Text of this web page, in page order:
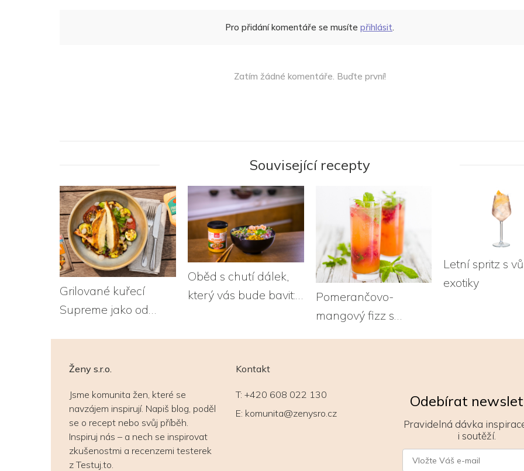
Pro přidání komentáře se musíte přihlásit.
Zatím žádné komentáře. Buďte první!
Související recepty
Grilované kuřecí
Supreme jako od
Oběd s chutí dálek,
který vás bude bavit:
Pomerančovo-
mangový fizz s
Letní spritz s
exotiky
Ženy s.r.o.
Jsme komunita žen, které se
navzájem inspirují. Napiš blog, poděl
se o recept nebo svůj příběh.
Inspiruj nás – a nech se inspirovat
zkušenostmi a recenzemi testerek
z Testuj.to.
Kontakt
T: +420 608 022 130
E: komunita@zenysro.cz
Odebírat
Pravidelná dávka
i soutěží.